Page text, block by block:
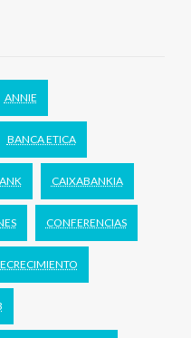
ANNIE
BANCA ETICA
CAIXABANKIA
CONFERENCIAS